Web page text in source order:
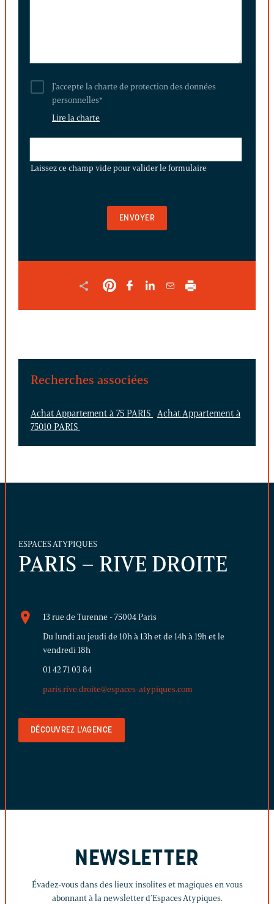
J'accepte la charte de protection des données
personnelles*
Lire la charte
CHAMP
Laissez ce champ vide pour valider le formulaire
Recherches associées
Achat Appartement à 75 PARIS
Achat Appartement à
75010 PARIS
ESPACES ATYPIQUES
PARIS – RIVE DROITE
13 rue de Turenne - 75004 Paris
Du lundi au jeudi de 10h à 13h et de 14h à 19h et le
vendredi 18h
01 42 71 03 84
paris.rive.droite@espaces-atypiques.com
DÉCOUVREZ L'AGENCE
NEWSLETTER
Évadez-vous dans des lieux insolites et magiques en vous
abonnant à la newsletter d’Espaces Atypiques.